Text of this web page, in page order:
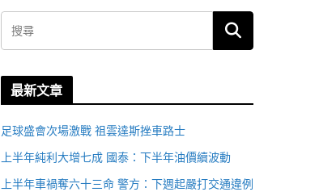
最新文章
足球盛會次場激戰 祖雲達斯挫車路士
上半年純利大增七成 國泰：下半年油價續波動
上半年車禍奪六十三命 警方：下週起嚴打交通違例